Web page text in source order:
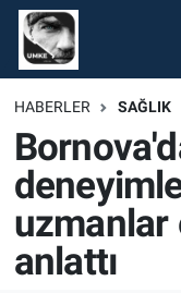
HABERLER SAĞLIK
anlattı
Gündem
Ekonomi
Spor
Magazin
Nöbetçi
Hava Durumu
Namaz
Trafik Durumu